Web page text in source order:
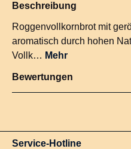
Beschreibung
Roggenvollkornbrot mit
aromatisch durch hohen
Vollk… Mehr
Bewertungen
Service-Hotline